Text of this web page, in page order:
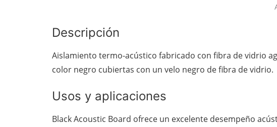
Descripción
Aislamiento termo-acústico fabricado con fibra de vidrio
color negro cubiertas con un velo negro de fibra de vidrio.
Usos y aplicaciones
Black Acoustic Board ofrece un excelente desempeño